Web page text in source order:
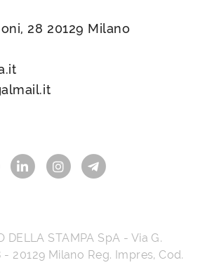
28 20129 Milano
DELLA STAMPA SpA - Via G.
- 20129 Milano Reg. Impres, Cod.